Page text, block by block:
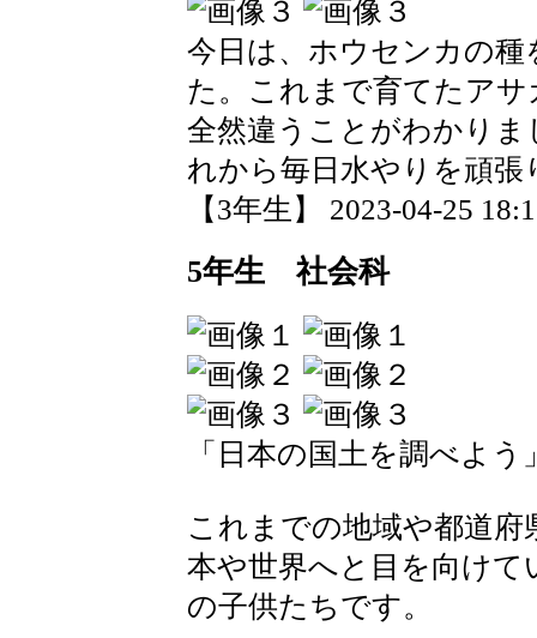
今日は、ホウセンカの
た。これまで育てたア
全然違うことがわかり
れから毎日水やりを頑張
【3年生】 2023-04-25
5年生 社会科
「日本の国土を調べよう
これまでの地域や都道
本や世界へと目を向けて
の子供たちです。